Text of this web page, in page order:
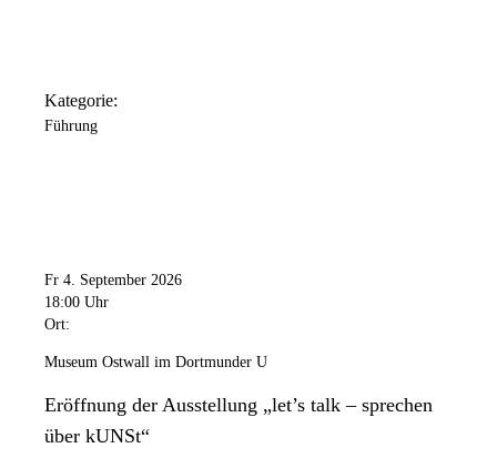
Kategorie:
Führung
Fr 4. September 2026
18:00 Uhr
Ort:
Museum Ostwall im Dortmunder U
Eröffnung der Ausstellung „let’s talk – sprechen
über kUNSt“